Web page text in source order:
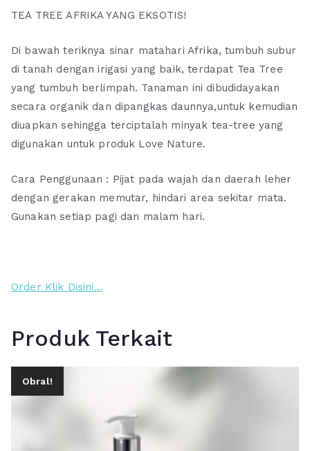
TEA TREE AFRIKA YANG EKSOTIS!
Di bawah teriknya sinar matahari Afrika, tumbuh subur
di tanah dengan irigasi yang baik, terdapat Tea Tree
yang tumbuh berlimpah. Tanaman ini dibudidayakan
secara organik dan dipangkas daunnya,untuk kemudian
diuapkan sehingga terciptalah minyak tea-tree yang
digunakan untuk produk Love Nature.
Cara Penggunaan : Pijat pada wajah dan daerah leher
dengan gerakan memutar, hindari area sekitar mata.
Gunakan setiap pagi dan malam hari.
Order Klik Disini…
Produk Terkait
Obral!